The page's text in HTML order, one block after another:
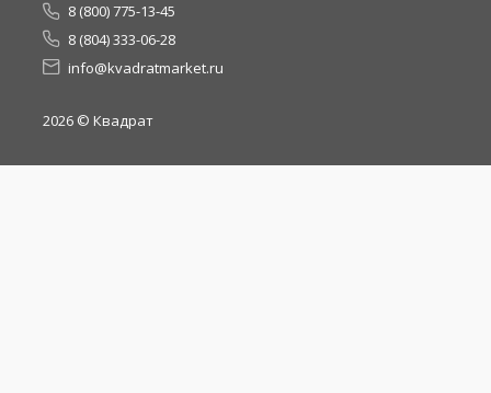
8 (800) 775-13-45
8 (804) 333-06-28
info@kvadratmarket.ru
2026 © Квадрат